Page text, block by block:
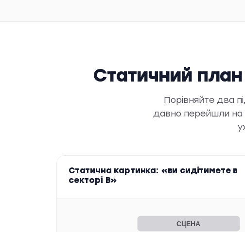
Статичний
Порівняйте два
давно перейшли на
Статична картинка: «ви сидітимете в
секторі B»
СЦЕНА